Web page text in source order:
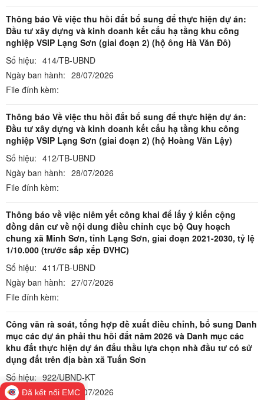
Thông báo Về việc thu hồi đất bổ sung để thực hiện dự án:
Đầu tư xây dựng và kinh doanh kết cấu hạ tầng khu công
nghiệp VSIP Lạng Sơn (giai đoạn 2) (hộ ông Hà Văn Đô)
Số hiệu: 414/TB-UBND
Ngày ban hành: 28/07/2026
File đính kèm:
Thông báo Về việc thu hồi đất bổ sung để thực hiện dự án:
Đầu tư xây dựng và kinh doanh kết cấu hạ tầng khu công
nghiệp VSIP Lạng Sơn (giai đoạn 2) (hộ Hoàng Văn Lậy)
Số hiệu: 412/TB-UBND
Ngày ban hành: 28/07/2026
File đính kèm:
Thông báo về việc niêm yết công khai để lấy ý kiến cộng
đồng dân cư về nội dung điều chỉnh cục bộ Quy hoạch
chung xã Minh Sơn, tỉnh Lạng Sơn, giai đoạn 2021-2030, tỷ lệ
1/10.000 (trước sắp xếp ĐVHC)
Số hiệu: 411/TB-UBND
Ngày ban hành: 27/07/2026
File đính kèm:
Công văn rà soát, tổng hợp đề xuất điều chỉnh, bổ sung Danh
mục các dự án phải thu hồi đất năm 2026 và Danh mục các
khu đất thực hiện dự án đấu thầu lựa chọn nhà đầu tư có sử
dụng đất trên địa bàn xã Tuấn Sơn
Số hiệu: 922/UBND-KT
Ngày ban hành: 18/07/2026
Đã kết nối EMC